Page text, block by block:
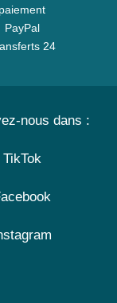
paiement
PayPal
24
nous dans :
TikTok